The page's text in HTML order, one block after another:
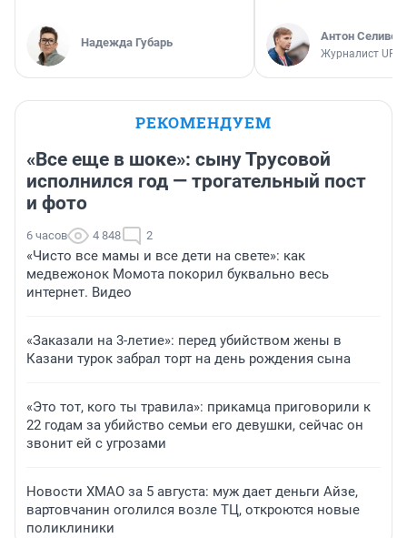
Надежда Губарь Антон
Журналист
РЕКОМЕНДУЕМ
«Все еще в шоке»: сыну Трусовой
исполнился год — трогательный пост
и фото
6 часов 4 848 2
«Чисто все мамы и все дети на свете»: как
медвежонок Момота покорил буквально весь
интернет. Видео
«Заказали на 3-летие»: перед убийством жены в
Казани турок забрал торт на день рождения сына
«Это тот, кого ты травила»: прикамца приговорили к
22 годам за убийство семьи его девушки, сейчас он
звонит ей с угрозами
Новости ХМАО за 5 августа: муж дает деньги Айзе,
вартовчанин оголился возле ТЦ, откроются новые
поликлиники